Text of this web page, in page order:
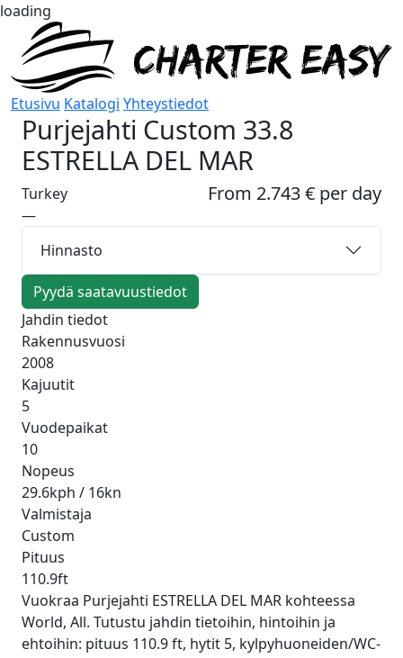
loading
Etusivu Katalogi Yhteystiedot
Purjejahti Custom 33.8
ESTRELLA DEL MAR
From 2.743 € per day
Turkey
—
Hinnasto
Pyydä saatavuustiedot
Jahdin tiedot
Rakennusvuosi
2008
Kajuutit
5
Vuodepaikat
10
Nopeus
29.6kph / 16kn
Valmistaja
Custom
Pituus
110.9ft
Vuokraa Purjejahti ESTRELLA DEL MAR kohteessa
World, All. Tutustu jahdin tietoihin, hintoihin ja
ehtoihin: pituus 110.9 ft, hytit 5, kylpyhuoneiden/WC-